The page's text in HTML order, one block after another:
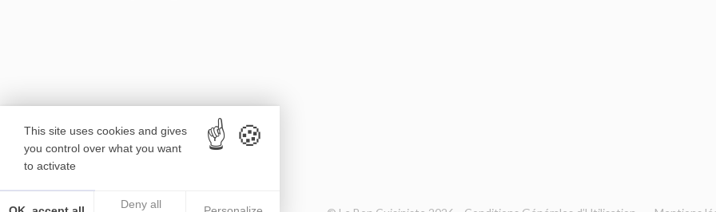
This site uses cookies and gives
you control over what you want
to activate
Deny all